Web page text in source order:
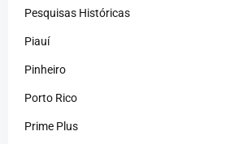
Pesquisas Históricas
Piauí
Pinheiro
Porto Rico
Prime Plus